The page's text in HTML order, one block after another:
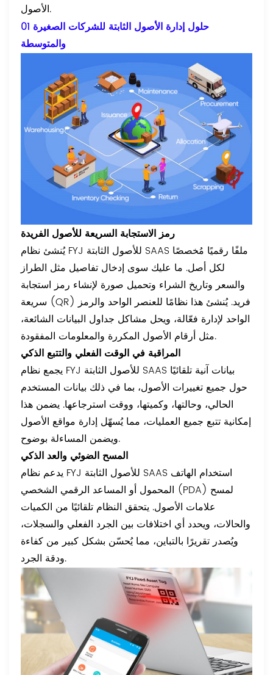
الأصول.
01 حلول إدارة الأصول الثابتة للشركات الصغيرة
والمتوسطة
رمز الاستجابة السريعة للأصول الفريدة
يُنشئ نظام FYJ للأصول الثابتة SAAS ملفًا رقميًا مُخصصًا
لكل أصل. ما عليك سوى إدخال تفاصيل مثل الطراز
والسعر وتاريخ الشراء وتحميل صورة لإنشاء رمز استجابة
سريعة (QR) فريد. يُنشئ هذا نظامًا للعنصر الواحد والرمز
الواحد لإدارة فعّالة، ويحل مشاكل جداول البيانات الشائعة،
مثل أرقام الأصول المكررة والمعلومات المفقودة.
المراقبة في الوقت الفعلي والتتبع الذكي
يجمع نظام FYJ للأصول الثابتة SAAS بيانات آنية تلقائيًا
حول جميع تغييرات الأصول، بما في ذلك بيانات المستخدم
الحالي، وحالتها، وكميتها، ووقت استرجاعها. يضمن هذا
إمكانية تتبع جميع العمليات، مما يُسهّل إدارة مواقع الأصول
ويضمن المساءلة بوضوح.
المسح الضوئي والعد الذكي
يدعم نظام FYJ للأصول الثابتة SAAS استخدام الهاتف
المحمول أو المساعد الرقمي الشخصي (PDA) لمسح
علامات الأصول. يتحقق النظام تلقائيًا من الكميات
والحالات، ويحدد أي اختلافات بين الجرد الفعلي والسجلات،
ويُصدر تقريرًا بالتباين، مما يُحسّن بشكل كبير من كفاءة
ودقة الجرد.